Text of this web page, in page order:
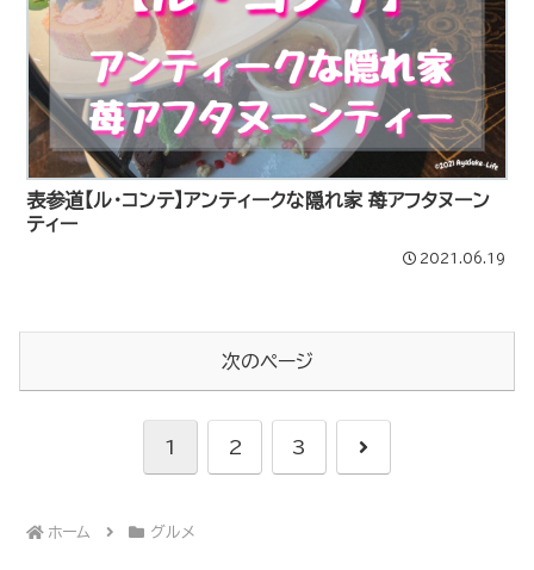
表参道【ル・コンテ】アンティークな隠れ家 苺アフタヌーン
ティー
2021.06.19
次のページ
1 2 3 次
ホーム グルメ